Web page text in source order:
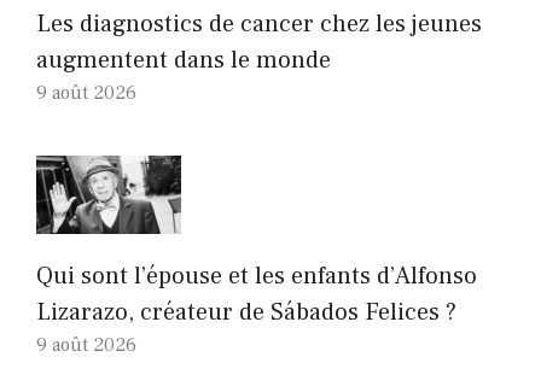
Les diagnostics de cancer chez les jeunes
augmentent dans le monde
9 août 2026
Qui sont l’épouse et les enfants d’Alfonso
Lizarazo, créateur de Sábados Felices ?
9 août 2026